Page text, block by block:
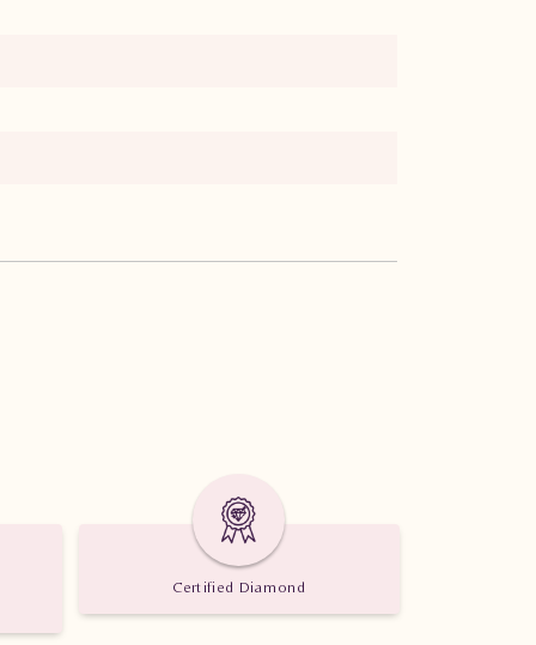
Certified Diamond